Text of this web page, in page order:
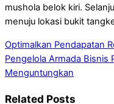
mushola belok kiri.
menuju lokasi bukit
Optimalkan Pendapatan
Pengelola Armada Bisnis
Menguntungkan
Related Posts